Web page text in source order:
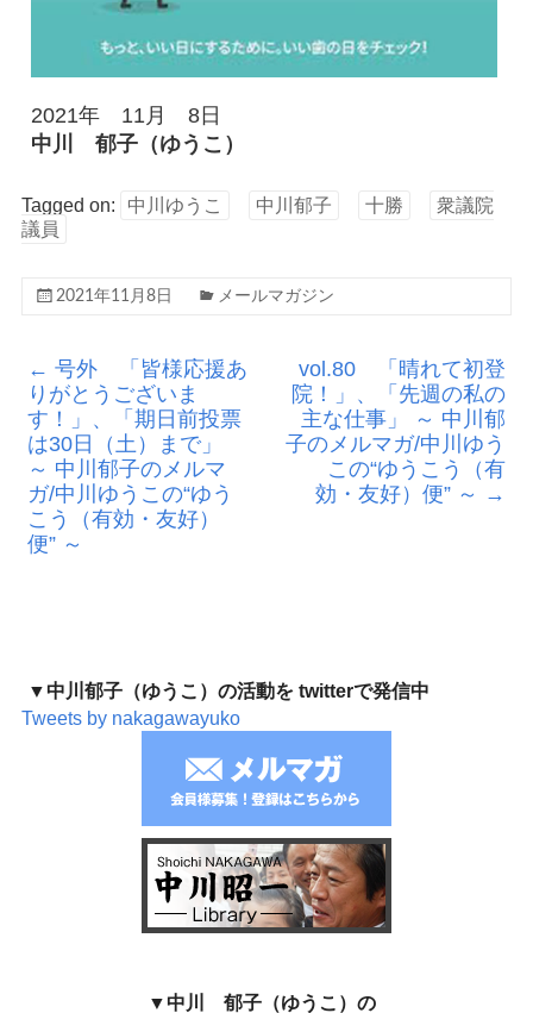
2021年 11月 8日
中川 郁子（ゆうこ）
Tagged on: 中川ゆうこ 中川郁子 十勝
衆議院
議員
2021年11月8日 メールマガジン
← 号外 「皆様応援あ
りがとうございま
す！」、「期日前投票
は30日（土）まで」
～ 中川郁子のメルマ
ガ/中川ゆうこの“ゆう
こう（有効・友好）
便” ～
vol.80 「晴れて初登
院！」、「先週の私の
主な仕事」 ～ 中川郁
子のメルマガ/中川ゆう
この“ゆうこう（有
効・友好）便” ～ →
▼中川郁子（ゆうこ）の活動を twitterで発信中
Tweets by nakagawayuko
▼中川 郁子（ゆうこ）の